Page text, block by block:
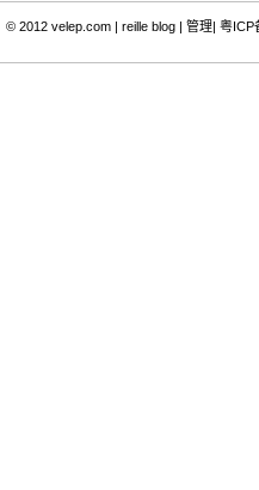
© 2012 velep.com | reille blog| 管理| 粤ICP